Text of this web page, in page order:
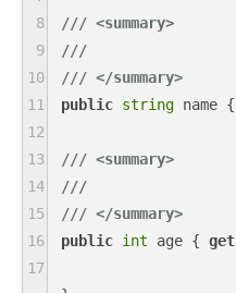
/// <summary>
///
/// </summary>
public string name {
/// <summary>
///
/// </summary>
public int age { get
8
9
10
11
12
13
14
15
16
17